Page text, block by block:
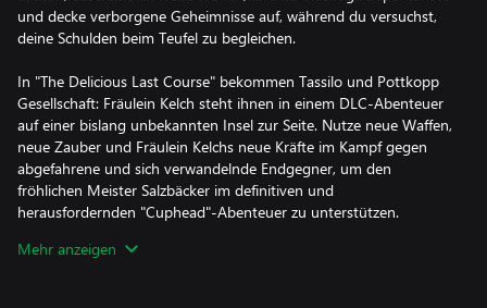
und decke verborgene Geheimnisse auf, während du versuchst,
deine Schulden beim Teufel zu begleichen.
In "The Delicious Last Course" bekommen Tassilo und Pottkopp
Gesellschaft: Fräulein Kelch steht ihnen in einem DLC-Abenteuer
auf einer bislang unbekannten Insel zur Seite. Nutze neue Waffen,
neue Zauber und Fräulein Kelchs neue Kräfte im Kampf gegen
abgefahrene und sich verwandelnde Endgegner, um den
fröhlichen Meister Salzbäcker im definitiven und
herausfordernden "Cuphead"-Abenteuer zu unterstützen.
In beiden Titeln wurden Grafik und Sound mit Techniken aus der
Mehr anzeigen